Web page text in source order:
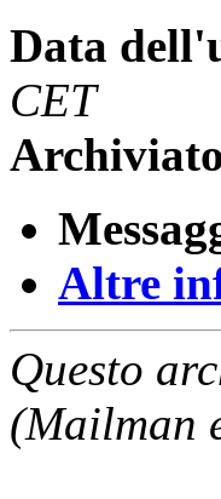
Data
CET
Altre
Questo
(Mailman